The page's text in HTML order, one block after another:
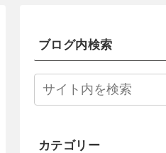
ブログ内検索
カテゴリー